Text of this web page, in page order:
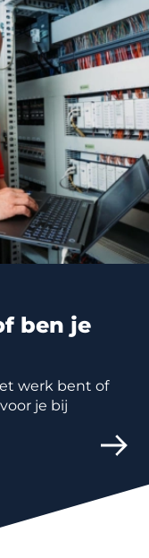
ben je
werk bent of
je bij